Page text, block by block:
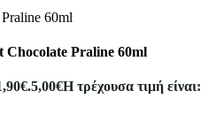
Chocolate Praline 60ml
5,00€Η τρέχουσα τιμή είναι: